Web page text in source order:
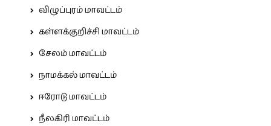
விழுப்புரம் மாவட்டம்
கள்ளக்குறிச்சி மாவட்டம்
சேலம் மாவட்டம்
நாமக்கல் மாவட்டம்
ஈரோடு மாவட்டம்
நீலகிரி மாவட்டம்